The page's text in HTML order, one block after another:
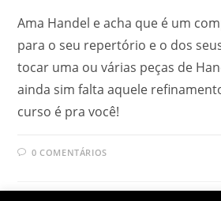
Ama Handel e acha que é um
para o seu repertório e o dos
tocar uma ou várias peças de
ainda sim falta aquele
curso é pra você!
0 COMENTÁRIOS